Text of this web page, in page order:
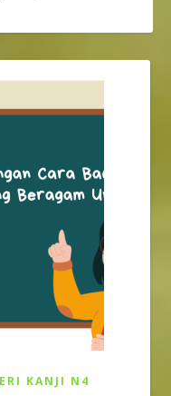
KANJI N4